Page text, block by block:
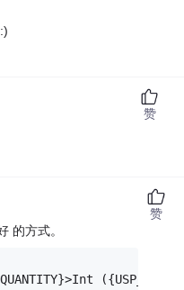
赞
的方式。
QUANTITY}>Int
赞